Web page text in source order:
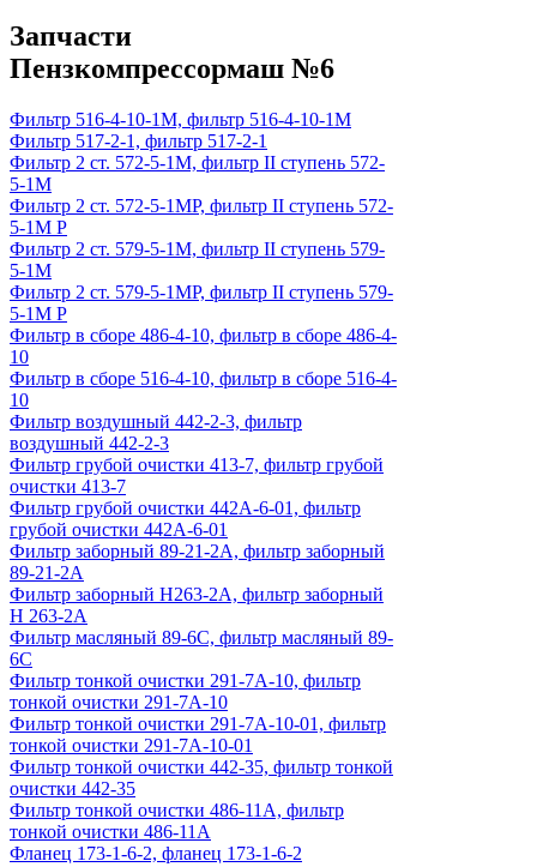
Запчасти
Пензкомпрессормаш №6
Фильтр 516-4-10-1М, фильтр 516-4-10-1М
Фильтр 517-2-1, фильтр 517-2-1
Фильтр 2 ст. 572-5-1М, фильтр II ступень 572-
5-1М
Фильтр 2 ст. 572-5-1МР, фильтр II ступень 572-
5-1М Р
Фильтр 2 ст. 579-5-1М, фильтр II ступень 579-
5-1М
Фильтр 2 ст. 579-5-1МР, фильтр II ступень 579-
5-1М Р
Фильтр в сборе 486-4-10, фильтр в сборе 486-4-
10
Фильтр в сборе 516-4-10, фильтр в сборе 516-4-
10
Фильтр воздушный 442-2-3, фильтр
воздушный 442-2-3
Фильтр грубой очистки 413-7, фильтр грубой
очистки 413-7
Фильтр грубой очистки 442А-6-01, фильтр
грубой очистки 442А-6-01
Фильтр заборный 89-21-2А, фильтр заборный
89-21-2А
Фильтр заборный Н263-2А, фильтр заборный
Н 263-2А
Фильтр масляный 89-6С, фильтр масляный 89-
6С
Фильтр тонкой очистки 291-7А-10, фильтр
тонкой очистки 291-7А-10
Фильтр тонкой очистки 291-7А-10-01, фильтр
тонкой очистки 291-7А-10-01
Фильтр тонкой очистки 442-35, фильтр тонкой
очистки 442-35
Фильтр тонкой очистки 486-11А, фильтр
тонкой очистки 486-11А
Фланец 173-1-6-2, фланец 173-1-6-2